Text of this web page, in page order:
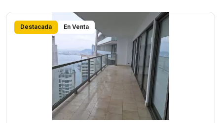
Destacada En Venta